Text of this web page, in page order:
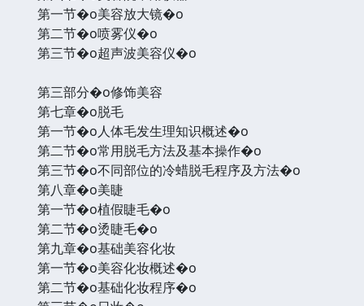
第一节�o美容放大镜�o
第二节�o喷雾仪�o
第三节�o超声波美容仪�o
第三部分�o修饰美容
第七章�o脱毛
第一节�o人体毛发生理知识概述�o
第二节�o常用脱毛方法及基本操作�o
第三节�o不同部位的冷蜡脱毛程序及方法�o
第八章�o美睫
第一节�o植假睫毛�o
第二节�o烫睫毛�o
第九章�o基础美容化妆
第一节�o美容化妆概述�o
第二节�o基础化妆程序�o